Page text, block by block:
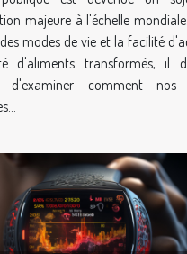
majeure à l'échelle
modes de vie et la facilité
d'aliments transformés, il
d'examiner comment nos